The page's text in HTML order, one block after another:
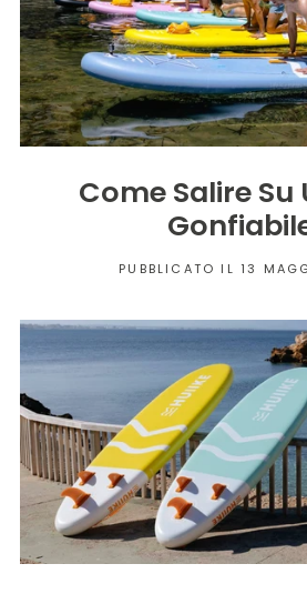
Come Salire Su
PUBBLICATO IL 13